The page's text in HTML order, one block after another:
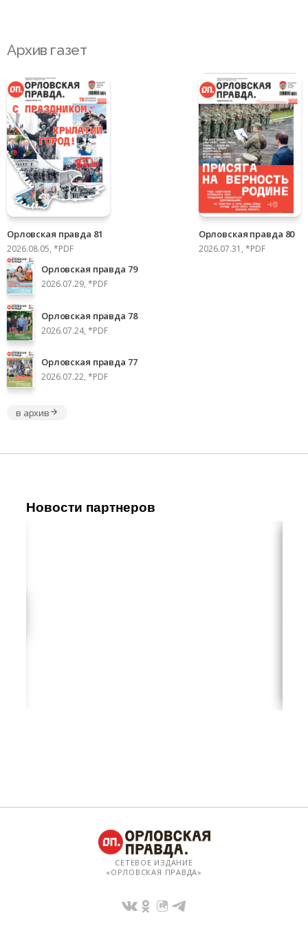
Архив газет
Орловская правда 81
2026.08.05, *PDF
Орловская правда 80
2026.07.31, *PDF
Орловская правда 79
2026.07.29, *PDF
Орловская правда 78
2026.07.24, *PDF
Орловская правда 77
2026.07.22, *PDF
в архив
Новости партнеров
СЕТЕВОЕ ИЗДАНИЕ
«ОРЛОВСКАЯ ПРАВДА»